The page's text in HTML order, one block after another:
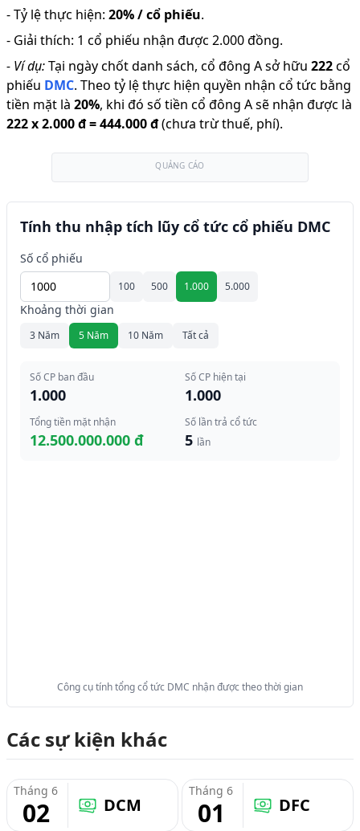
-Tỷ lệ thực hiện: 20% / cổ phiếu.
- Giải thích: 1 cổ phiếu nhận được 2.000 đồng.
- Ví dụ:Tại ngày chốt danh sách, cổ đông A sở hữu 222cổ
phiếu DMC. Theo tỷ lệ thực hiện quyền nhận cổ tức bằng
tiền mặt là 20%, khi đó số tiền cổ đông A sẽ nhận được là
222x2.000 đ=444.000 đ(chưa trừ thuế, phí).
QUẢNG CÁO
Tính thu nhập tích lũy cổ tức cổ phiếu DMC
Số cổ phiếu
100 500 1.000 5.000
Khoảng thời gian
3 Năm 5 Năm 10 Năm Tất cả
Số CP ban đầu
1.000
Số CP hiện tại
1.000
Tổng tiền mặt nhận
12.500.000.000 đ
Số lần trả cổ tức
5 lần
Công cụ tính tổng cổ tức DMC nhận được theo thời gian
Các sự kiện khác
Tháng 6
02 DCM
Tháng 6
01 DFC